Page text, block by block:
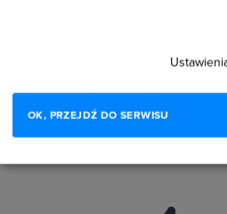
Rekomendacje i dostęp do
OK, PRZEJDŹ DO SERWISU